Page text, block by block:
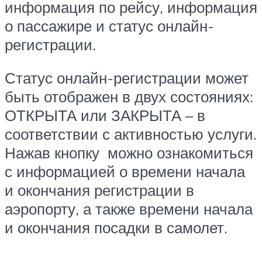
информация по рейсу, информация
о пассажире и статус онлайн-
регистрации.
Статус онлайн-регистрации может
быть отображен в двух состояниях:
ОТКРЫТА или ЗАКРЫТА – в
соответствии с активностью услуги.
Нажав кнопку можно ознакомиться
с информацией о времени начала
и окончания регистрации в
аэропорту, а также времени начала
и окончания посадки в самолет.